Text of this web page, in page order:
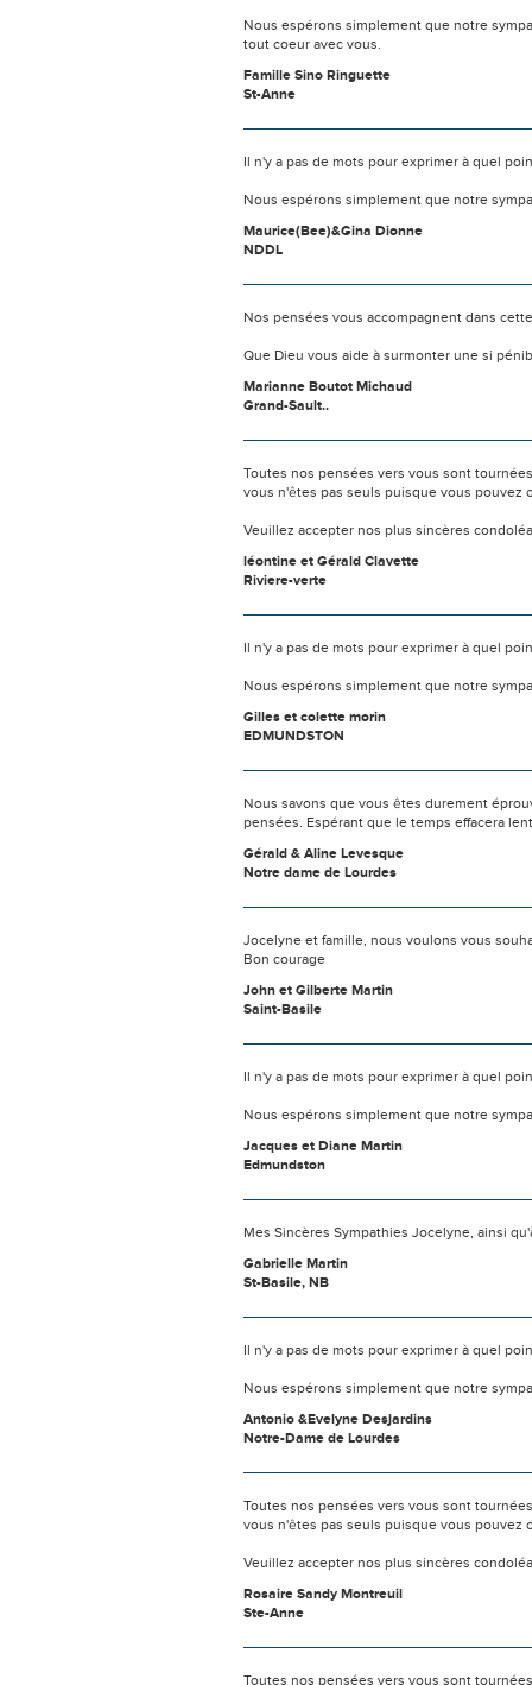
Nous espérons simplement que notre
tout coeur avec vous.
Famille Sino Ringuette
St-Anne
Il n'y a pas de mots pour exprimer à quel
Nous espérons simplement que notre
Maurice(Bee)&Gina Dionne
NDDL
Nos pensées vous accompagnent dans
Que Dieu vous aide à surmonter une si
Marianne Boutot Michaud
Grand-Sault..
Toutes nos pensées vers vous sont
vous n'êtes pas seuls puisque vous pouvez
Veuillez accepter nos plus sincères
léontine et Gérald Clavette
Riviere-verte
Il n'y a pas de mots pour exprimer à quel
Nous espérons simplement que notre
Gilles et colette morin
EDMUNDSTON
Nous savons que vous êtes durement
pensées. Espérant que le temps effacera
Gérald & Aline Levesque
Notre dame de Lourdes
Jocelyne et famille, nous voulons vous
Bon courage
John et Gilberte Martin
Saint-Basile
Il n'y a pas de mots pour exprimer à quel
Nous espérons simplement que notre
Jacques et Diane Martin
Edmundston
Mes Sincères Sympathies Jocelyne, ainsi
Gabrielle Martin
St-Basile, NB
Il n'y a pas de mots pour exprimer à quel
Nous espérons simplement que notre
Antonio &Evelyne Desjardins
Notre-Dame de Lourdes
Toutes nos pensées vers vous sont
vous n'êtes pas seuls puisque vous pouvez
Veuillez accepter nos plus sincères
Rosaire Sandy Montreuil
Ste-Anne
Toutes nos pensées vers vous sont